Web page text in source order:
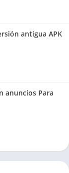
antigua APK
anuncios Para